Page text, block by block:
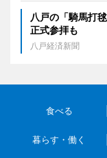
八戸の「騎馬打
正式参拝も
八戸経済新聞
食べる
暮らす・働く